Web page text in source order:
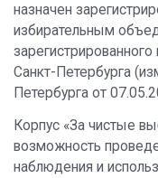
назначен
избирательным
Санкт-Петербурга
Петербурга от
Корпус «За чистые
возможность
наблюдения и